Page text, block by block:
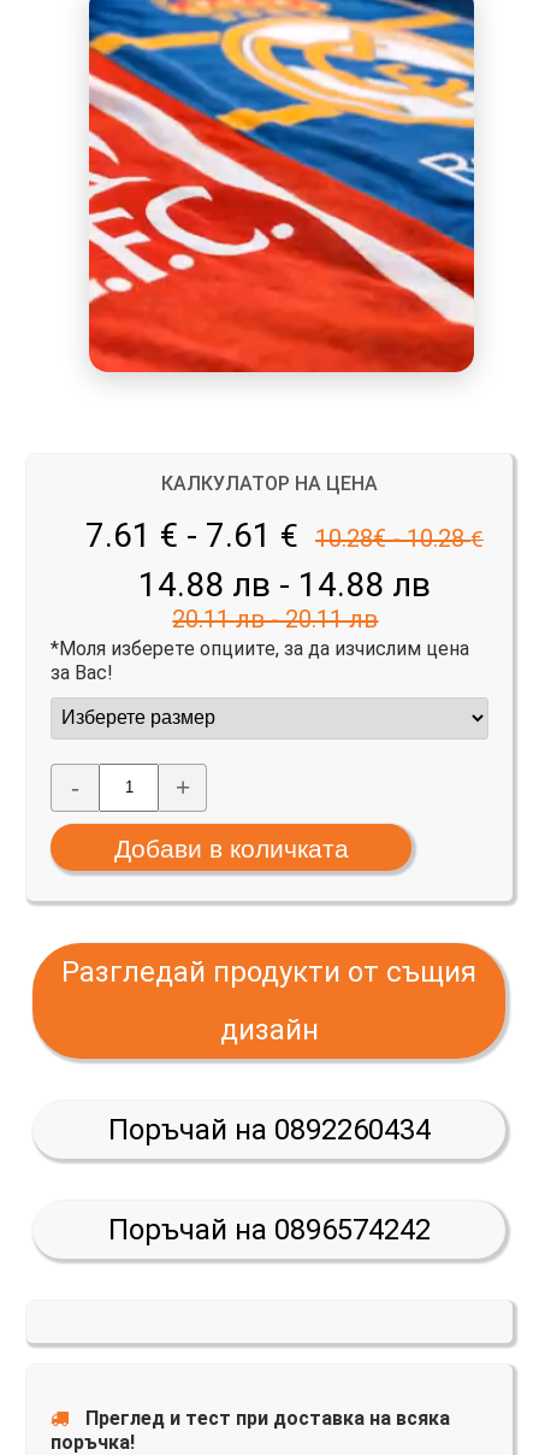
КАЛКУЛАТОР НА ЦЕНА
7.61 € - 7.61 € 10.28€ - 10.28 €
14.88 лв - 14.88 лв
20.11 лв - 20.11 лв
*Моля изберете опциите, за да изчислим цена
за Вас!
- +
Разгледай продукти от същия
дизайн
Поръчай на 0892260434
Поръчай на 0896574242
Преглед и тест при доставка на всяка
поръчка!